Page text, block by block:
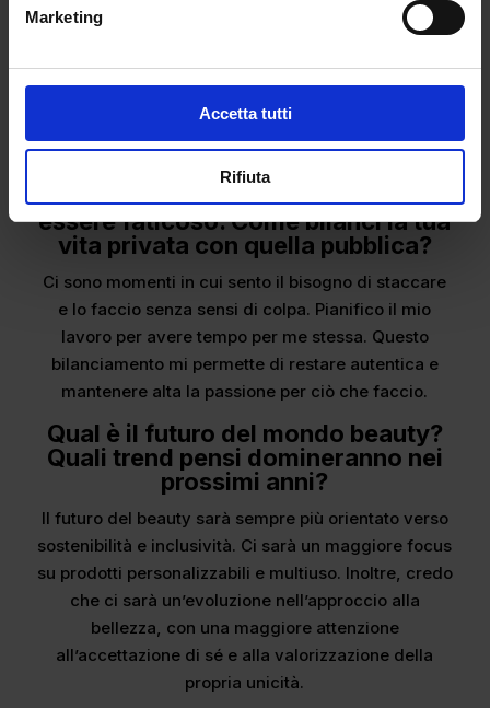
Marketing
Accetta tutti
Rifiuta
Essere sempre sotto i riflettori può
essere faticoso. Come bilanci la tua
vita privata con quella pubblica?
Ci sono momenti in cui sento il bisogno di staccare
e lo faccio senza sensi di colpa. Pianifico il mio
lavoro per avere tempo per me stessa. Questo
bilanciamento mi permette di restare autentica e
mantenere alta la passione per ciò che faccio.
Qual è il futuro del mondo beauty?
Quali trend pensi domineranno nei
prossimi anni?
Il futuro del beauty sarà sempre più orientato verso
sostenibilità e inclusività. Ci sarà un maggiore focus
su prodotti personalizzabili e multiuso. Inoltre, credo
che ci sarà un’evoluzione nell’approccio alla
bellezza, con una maggiore attenzione
all’accettazione di sé e alla valorizzazione della
propria unicità.